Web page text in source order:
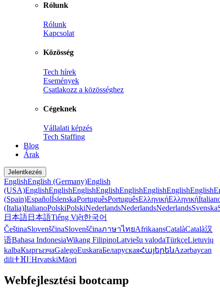
Rólunk
Rólunk
Kapcsolat
Közösség
Tech hírek
Események
Csatlakozz a közösséghez
Cégeknek
Vállalati képzés
Tech Staffing
Blog
Árak
Jelentkezés
EnglishEnglish (Germany)English
(USA)EnglishEnglishEnglishEnglishEnglishEnglishEnglishEnglish
(Spain)EspañolÍslenskaPortuguêsPortuguêsΕλληνικήΕλληνική
(Italia)ItalianoPolskiPolskiNederlandsNederlandsNederlandsSvenska
日本語日本語Tiếng Việt한국어
ČeštinaSlovenščinaSlovenščinaภาษาไทยAfrikaansCatalàCatalà汉
语Bahasa IndonesiaWikang FilipinoLatviešu valodaTürkçeLietuvių
kalbaКыргызчаGalegoEuskaraБеларускаяՀայերենAzərbaycan
diliⵜⴼⵏⵗHrvatskiMāori
Webfejlesztési bootcamp